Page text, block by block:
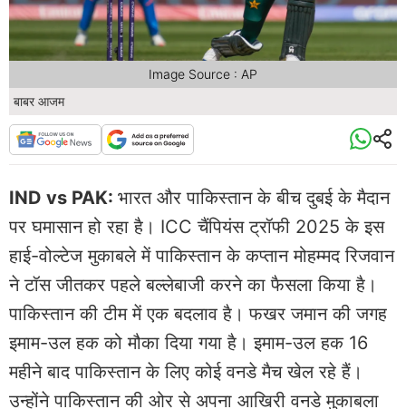
बाबर आजम
Image Source : AP
IND vs PAK: भारत और पाकिस्तान के बीच दुबई के मैदान
पर घमासान हो रहा है। ICC चैंपियंस ट्रॉफी 2025 के इस
हाई-वोल्टेज मुकाबले में पाकिस्तान के कप्तान मोहम्मद रिजवान
ने टॉस जीतकर पहले बल्लेबाजी करने का फैसला किया है।
पाकिस्तान की टीम में एक बदलाव है। फखर जमान की जगह
इमाम-उल हक को मौका दिया गया है। इमाम-उल हक 16
महीने बाद पाकिस्तान के लिए कोई वनडे मैच खेल रहे हैं।
उन्होंने पाकिस्तान की ओर से अपना आखिरी वनडे मुकाबला